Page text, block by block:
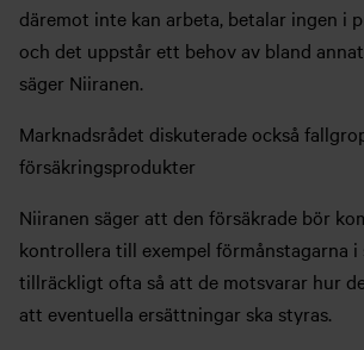
däremot inte kan arbeta, betalar ingen i
och det uppstår ett behov av bland
säger Niiranen.
Marknadsrådet diskuterade också
försäkringsprodukter
Niiranen säger att den försäkrade bör
kontrollera till exempel förmånstagarna
tillräckligt ofta så att de motsvarar hur
att eventuella ersättningar ska styras.